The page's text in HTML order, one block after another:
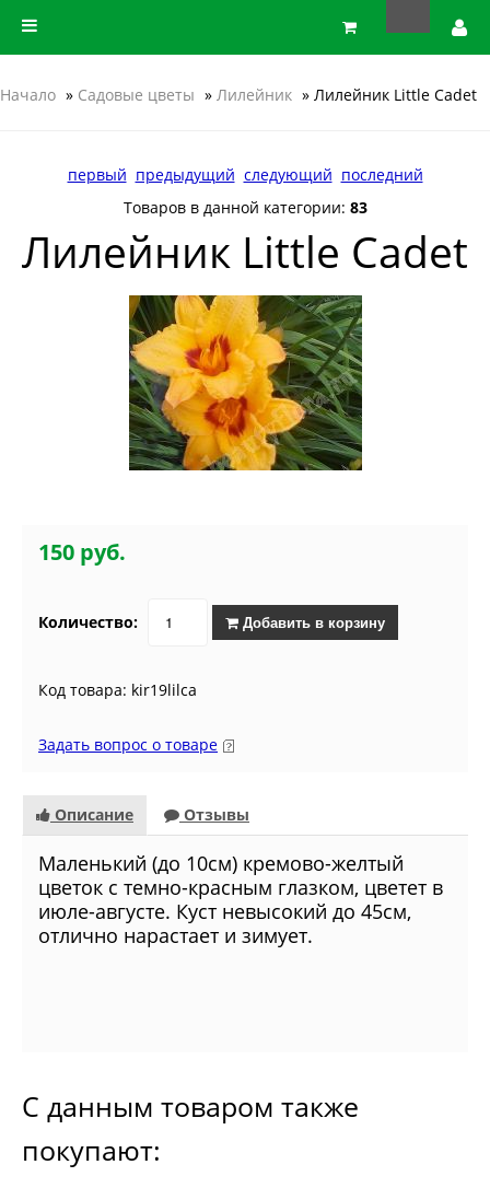
Начало » Садовые цветы » Лилейник » Лилейник Little Cadet
первый предыдущий следующий последний
Товаров в данной категории: 83
Лилейник Little Cadet
150 руб.
Количество: Добавить в корзину
Код товара: kir19lilca
Задать вопрос о товаре
Описание Отзывы
Маленький (до 10см) кремово-желтый
цветок с темно-красным глазком, цветет в
июле-августе. Куст невысокий до 45см,
отлично нарастает и зимует.
С данным товаром также
покупают: